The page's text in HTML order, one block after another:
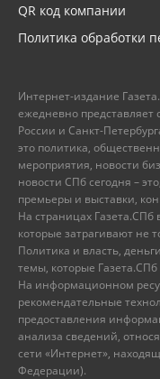
QR код компании
Политика обработки
Интернет-издание
ежедневно представляет
России и Санкт-
это политика,
мероприятия, новости
новости СПб сегодня –
премьеры и выставки,
На страницах Газета.СПб
которые затрагивают не
Политика и власть,
темы, которые
На информационном
рекомендательные
предоставления
анализа сведений,
сети «Интернет»,
Федерации).